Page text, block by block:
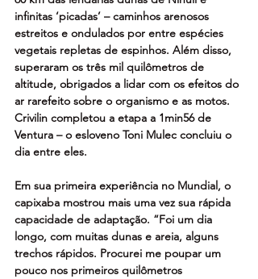
infinitas ‘picadas’ – caminhos arenosos
estreitos e ondulados por entre espécies
vegetais repletas de espinhos. Além disso,
superaram os três mil quilômetros de
altitude, obrigados a lidar com os efeitos do
ar rarefeito sobre o organismo e as motos.
Crivilin completou a etapa a 1min56 de
Ventura – o esloveno Toni Mulec concluiu o
dia entre eles.
Em sua primeira experiência no Mundial, o
capixaba mostrou mais uma vez sua rápida
capacidade de adaptação. “Foi um dia
longo, com muitas dunas e areia, alguns
trechos rápidos. Procurei me poupar um
pouco nos primeiros quilômetros